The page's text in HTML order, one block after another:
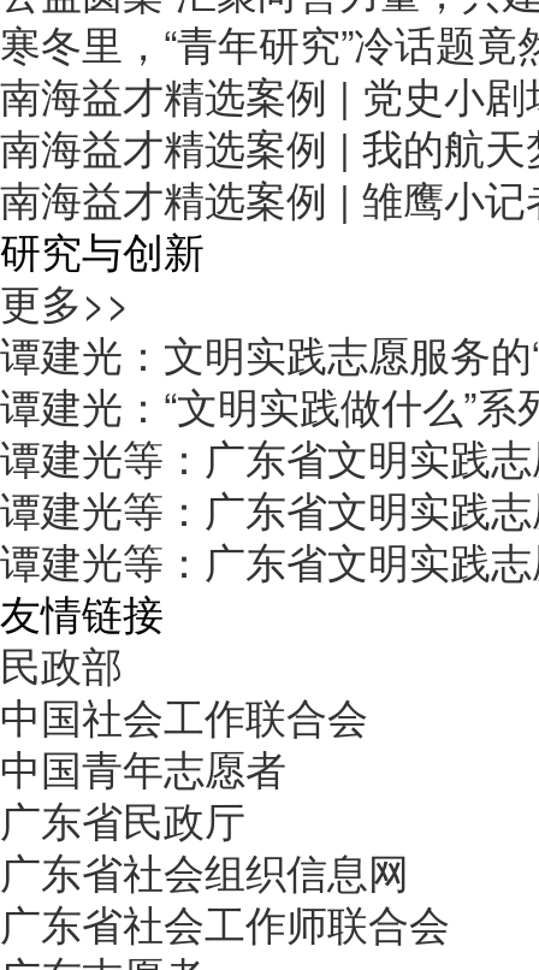
寒冬里，“青年研究”冷话题
南海益才精选案例 | 党史小
南海益才精选案例 | 我的航
南海益才精选案例 | 雏鹰小
研究与创新
更多>>
谭建光：文明实践志愿服务的
谭建光：“文明实践做什么”
谭建光等：广东省文明实践
谭建光等：广东省文明实践
谭建光等：广东省文明实践
友情链接
民政部
中国社会工作联合会
中国青年志愿者
广东省民政厅
广东省社会组织信息网
广东省社会工作师联合会